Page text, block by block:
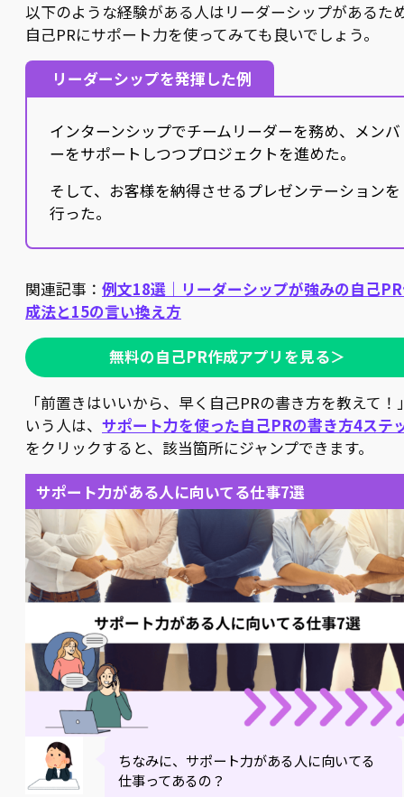
以下のような経験がある人はリーダーシップがあるた
自己PRにサポート力を使ってみても良いでしょう。
リーダーシップを発揮した例
インターンシップでチームリーダーを務め、メンバ
ーをサポートしつつプロジェクトを進めた。
そして、お客様を納得させるプレゼンテーションを
行った。
関連記事： 例文18選｜リーダーシップが強みの自己
成法と15の言い換え方
無料の自己PR作成アプリを見る＞
「前置きはいいから、早く自己PRの書き方を教えて！
いう人は、 サポート力を使った自己PRの書き方4ステ
をクリックすると、該当箇所にジャンプできます。
サポート力がある人に向いてる仕事7選
ちなみに、サポート力がある人に向いてる
仕事ってあるの？